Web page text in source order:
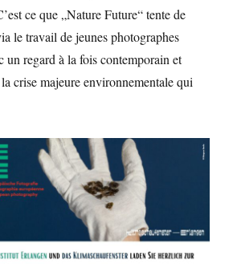
ce que „Nature Future“ tente de
le travail de jeunes photographes
un regard à la fois contemporain et
crise majeure environnementale qui